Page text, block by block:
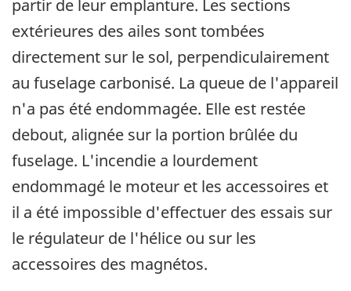
partir de leur emplanture. Les sections
extérieures des ailes sont tombées
directement sur le sol, perpendiculairement
au fuselage carbonisé. La queue de l'appareil
n'a pas été endommagée. Elle est restée
debout, alignée sur la portion brûlée du
fuselage. L'incendie a lourdement
endommagé le moteur et les accessoires et
il a été impossible d'effectuer des essais sur
le régulateur de l'hélice ou sur les
accessoires des magnétos.